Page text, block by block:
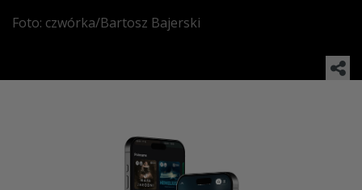
Foto: czwórka/Bartosz Bajerski